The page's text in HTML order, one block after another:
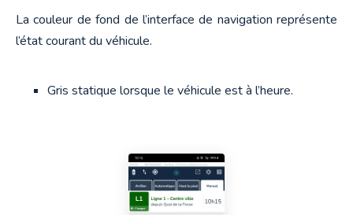
La couleur de fond de l’interface de navigation représente
l’état courant du véhicule.
Gris statique lorsque le véhicule est à l’heure.